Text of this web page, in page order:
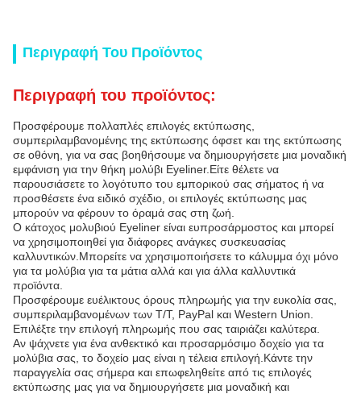
Περιγραφή Του Προϊόντος
Περιγραφή του προϊόντος:
Προσφέρουμε πολλαπλές επιλογές εκτύπωσης,
συμπεριλαμβανομένης της εκτύπωσης όφσετ και της εκτύπωσης
σε οθόνη, για να σας βοηθήσουμε να δημιουργήσετε μια μοναδική
εμφάνιση για την θήκη μολύβι Eyeliner.Είτε θέλετε να
παρουσιάσετε το λογότυπο του εμπορικού σας σήματος ή να
προσθέσετε ένα ειδικό σχέδιο, οι επιλογές εκτύπωσης μας
μπορούν να φέρουν το όραμά σας στη ζωή.
Ο κάτοχος μολυβιού Eyeliner είναι ευπροσάρμοστος και μπορεί
να χρησιμοποιηθεί για διάφορες ανάγκες συσκευασίας
καλλυντικών.Μπορείτε να χρησιμοποιήσετε το κάλυμμα όχι μόνο
για τα μολύβια για τα μάτια αλλά και για άλλα καλλυντικά
προϊόντα.
Προσφέρουμε ευέλικτους όρους πληρωμής για την ευκολία σας,
συμπεριλαμβανομένων των T/T, PayPal και Western Union.
Επιλέξτε την επιλογή πληρωμής που σας ταιριάζει καλύτερα.
Αν ψάχνετε για ένα ανθεκτικό και προσαρμόσιμο δοχείο για τα
μολύβια σας, το δοχείο μας είναι η τέλεια επιλογή.Κάντε την
παραγγελία σας σήμερα και επωφεληθείτε από τις επιλογές
εκτύπωσης μας για να δημιουργήσετε μια μοναδική και